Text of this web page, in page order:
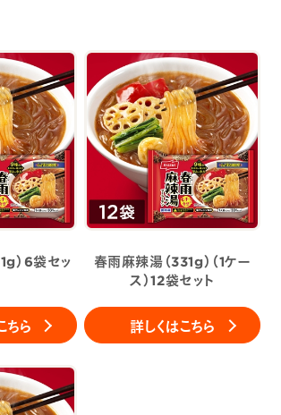
）6袋セッ
ちら
春雨麻辣湯（331g）（1ケー
ス）12袋セット
詳しくはこちら